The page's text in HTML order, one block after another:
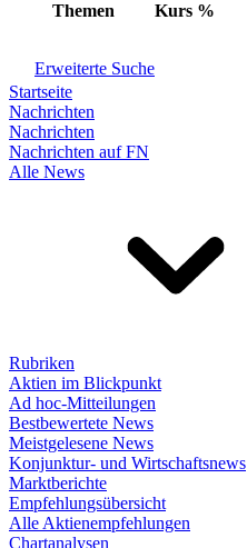
Themen Kurs %
Erweiterte Suche
Startseite
Nachrichten
Nachrichten
Nachrichten auf FN
Alle News
Rubriken
Aktien im Blickpunkt
Ad hoc-Mitteilungen
Bestbewertete News
Meistgelesene News
Konjunktur- und Wirtschaftsnews
Marktberichte
Empfehlungsübersicht
Alle Aktienempfehlungen
Chartanalysen